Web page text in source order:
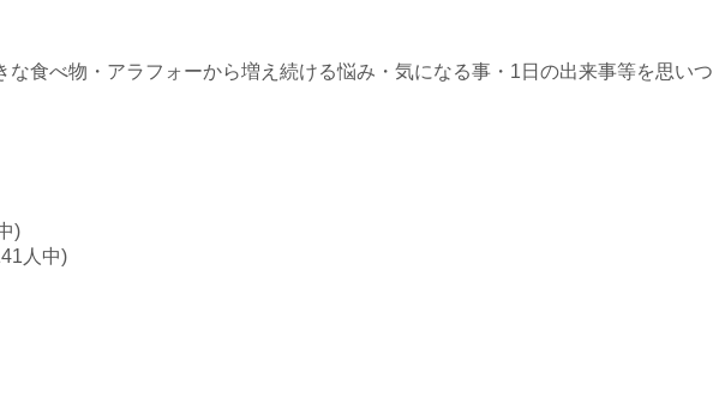
食べ物・アラフォーから増え続ける悩み・気になる事・1日の出来事等を思いつ
)
人中)